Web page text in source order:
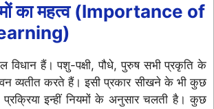
का महत्व(Importance of
विधान हैं। पशु-पक्षी, पौधे, पुरुष सभी प्रकृति के
व्यतीत करते हैं। इसी प्रकार सीखने के भी कुछ
इन्हीं नियमों के अनुसार चलती है। कुछ